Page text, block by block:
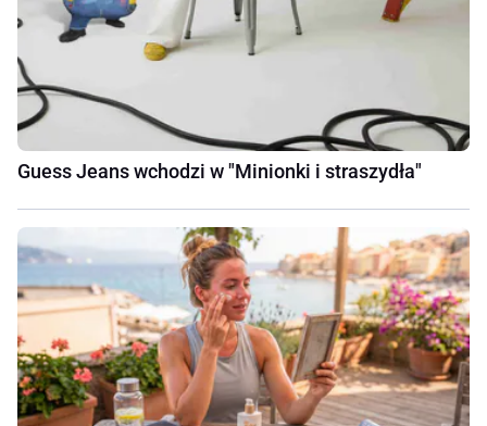
Guess Jeans wchodzi w "Minionki i straszydła"